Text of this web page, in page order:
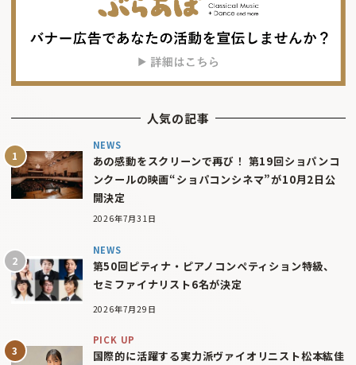
人気の記事
NEWS
あの感動をスクリーンで再び！ 第19回ショパンコ
ンクールの映画“ショパコンシネマ”が10月2日公
開決定
2026年7月31日
NEWS
第50回ピティナ・ピアノコンペティション特級、
セミファイナリスト6名が決定
2026年7月29日
PICK UP
国際的に活躍する実力派ヴァイオリニスト松本紘佳